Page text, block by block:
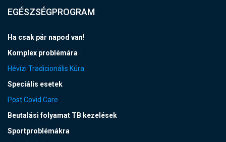
EGÉSZSÉGPROGRAM
Ha csak pár napod van!
Komplex problémára
Hévízi Tradicionális Kúra
Speciális esetek
Post Covid Care
Beutalási folyamat TB kezelések
Sportproblémákra